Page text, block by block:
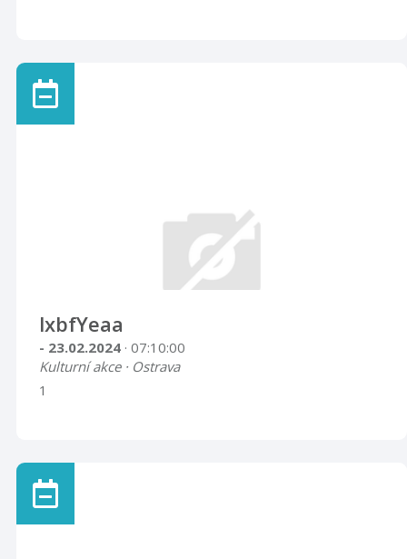
lxbfYeaa
- 23.02.2024 · 07:10:00
Kulturní akce · Ostrava
1